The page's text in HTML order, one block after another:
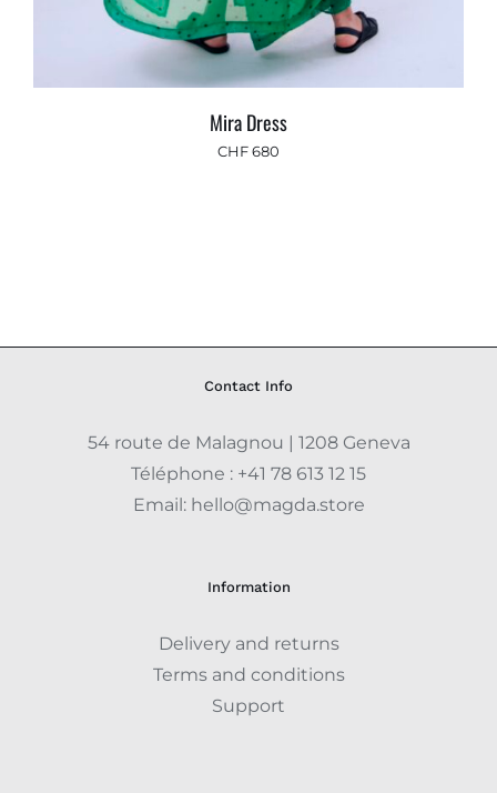
Mira Dress
CHF 680
Contact Info
54 route de Malagnou | 1208 Geneva
Téléphone : +41 78 613 12 15
Email: hello@magda.store
Information
Delivery and returns
Terms and conditions
Support